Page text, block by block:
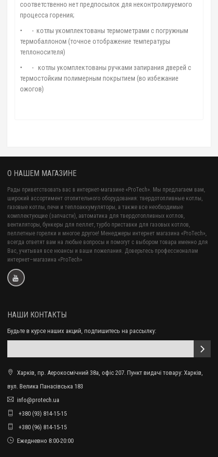
соответственно нет предпосылок для неконтролируемого
процесса горения;
•
- котлы укомплектованы термометрами с погружным
термобаллоном (точное отображение температуры
теплоносителя)
•
- котлы укомплектованы ручками запирания дверей с
термостойким полимерным покрытием (во избежание
ожогов)
О НАШЕМ МАГАЗИНЕ
Рады приветствовать вас в интернет-магазине «ProTech». Мы предлагаем вам,
широкий ассортимент отопительного оборудования: твердотопливные котлы,
газовые котлы, печи и теплоаккумуляторы, а также все необходимые
комплектующие (запчасти), автоматика для твердотопливных котлов,
вентиляторы, бункеры для пеллет, турбо приставки для газовых котлов,
пеллетные горелки и многое другое! Менеджеры интернет магазина «ProTech»,
всегда ответят вам на любые вопросы и помогут с выбором товара именно для
Вас, учитывая все нюансы и ваши пожелания. Доверьтесь профессионалам
интернет–магазина «ProTech»
НАШИ КОНТАКТЫ
Будьте в курсе наших акций, подпишитесь на рассылку:
Харків, пр. Аерокосмічний 38а, офіс 207. Пункт видачі товару: Харків,
вул. Велика Панасівська 183
info@protech.ua
+380 (93) 814-15-15
+380 (96) 814-15-15
Ежедневно 8:00-20:00